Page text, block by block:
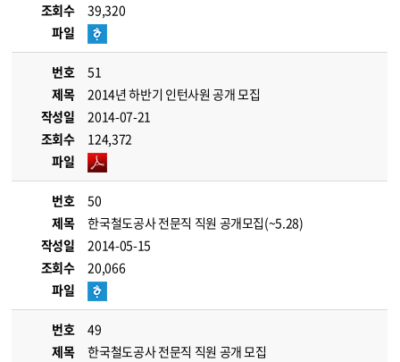
조회수
39,320
파일
번호
51
제목
2014년 하반기 인턴사원 공개 모집
작성일
2014-07-21
조회수
124,372
파일
번호
50
제목
한국철도공사 전문직 직원 공개모집(~5.28)
작성일
2014-05-15
조회수
20,066
파일
번호
49
제목
한국철도공사 전문직 직원 공개 모집